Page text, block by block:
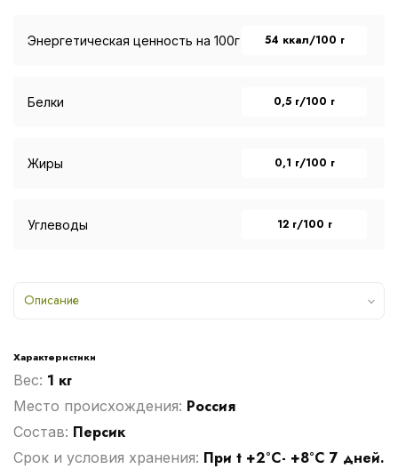
Энергетическая ценность на 100г 54 ккал/100 г
Белки 0,5 г/100 г
Жиры 0,1 г/100 г
Углеводы 12 г/100 г
Описание
Характеристики
Вес: 1 кг
Место происхождения: Россия
Cостав: Персик
Срок и условия хранения: При t +2°С- +8°С 7 дней.